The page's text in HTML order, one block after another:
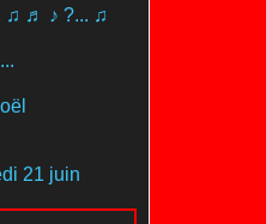
♫ ♬ ♪ ?... ♫
21 juin